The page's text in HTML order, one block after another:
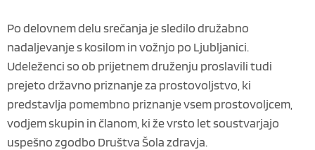
Po delovnem delu srečanja je sledilo družabno
nadaljevanje s kosilom in vožnjo po Ljubljanici.
Udeleženci so ob prijetnem druženju proslavili tudi
prejeto državno priznanje za prostovoljstvo, ki
predstavlja pomembno priznanje vsem prostovoljcem,
vodjem skupin in članom, ki že vrsto let soustvarjajo
uspešno zgodbo Društva Šola zdravja.